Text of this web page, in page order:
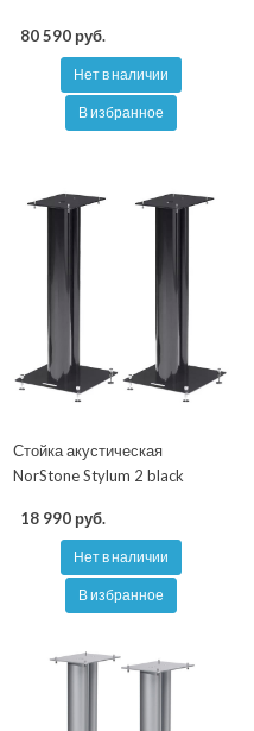
80 590 руб.
Нет в наличии
В избранное
Стойка акустическая
NorStone Stylum 2 black
18 990 руб.
Нет в наличии
В избранное